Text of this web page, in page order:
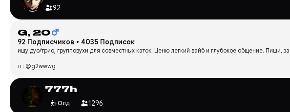
92
G, 20
92 Подписчиков • 4035 Подписок
ищу дуо/трио, групповухи для совместных каток. Ценю легкий вайб и глубокое общение. Пиши,
тг: @g2wwwg
777h
Олд 1296